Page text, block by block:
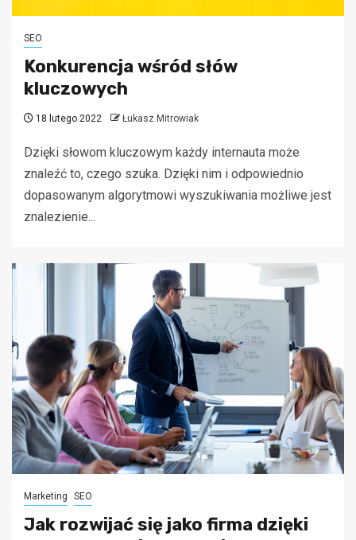
SEO
Konkurencja wśród słów
kluczowych
18 lutego 2022 Łukasz Mitrowiak
Dzięki słowom kluczowym każdy internauta może
znaleźć to, czego szuka. Dzięki nim i odpowiednio
dopasowanym algorytmowi wyszukiwania możliwe jest
znalezienie...
Marketing SEO
Jak rozwijać się jako firma dzięki